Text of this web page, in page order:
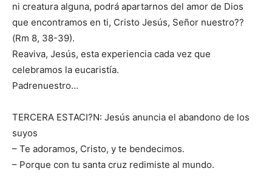
ni creatura alguna, podrá apartarnos del amor de Dios
que encontramos en ti, Cristo Jesús, Señor nuestro??
(Rm 8, 38-39).
Reaviva, Jesús, esta experiencia cada vez que
celebramos la eucaristía.
Padrenuestro…
TERCERA ESTACI?N: Jesús anuncia el abandono de los
suyos
– Te adoramos, Cristo, y te bendecimos.
– Porque con tu santa cruz redimiste al mundo.